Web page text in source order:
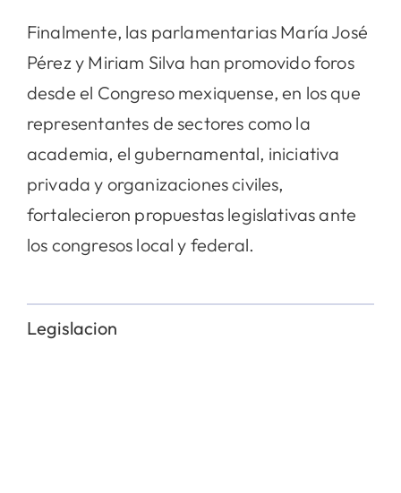
Finalmente, las parlamentarias María José
Pérez y Miriam Silva han promovido foros
desde el Congreso mexiquense, en los que
representantes de sectores como la
academia, el gubernamental, iniciativa
privada y organizaciones civiles,
fortalecieron propuestas legislativas ante
los congresos local y federal.
Legislacion